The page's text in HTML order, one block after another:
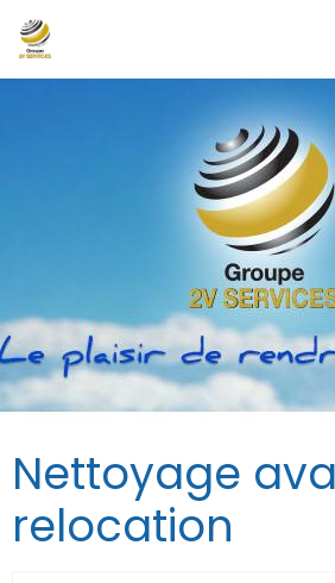
Nettoyage
relocation